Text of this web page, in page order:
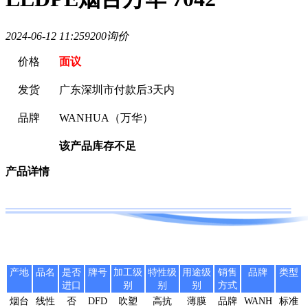
2024-06-12 11:259200询价
价格 面议
发货 广东深圳市付款后3天内
品牌 WANHUA（万华）
该产品库存不足
产品详情
产地 品名
是否
进口
牌号
加工级
别
特性级
别
用途级
别
销售
方式
品牌 类型
烟台
线性
否
DFD
吹塑
高抗
薄膜
品牌
WANH
标准